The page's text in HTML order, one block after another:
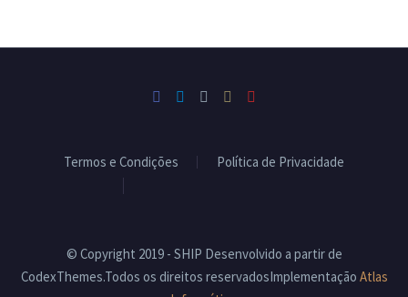
Termos e Condições
Política de Privacidade
© Copyright 2019 - SHIP Desenvolvido a partir de
CodexThemes.Todos os direitos reservadosImplementação Atlas